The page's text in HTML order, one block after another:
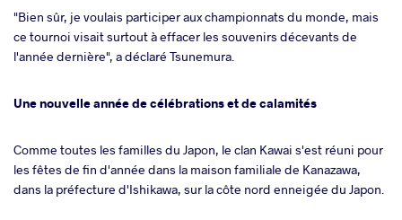
"Bien sûr, je voulais participer aux championnats du monde, mais
ce tournoi visait surtout à effacer les souvenirs décevants de
l'année dernière", a déclaré Tsunemura.
Une nouvelle année de célébrations et de calamités
Comme toutes les familles du Japon, le clan Kawai s'est réuni pour
les fêtes de fin d'année dans la maison familiale de Kanazawa,
dans la préfecture d'Ishikawa, sur la côte nord enneigée du Japon.